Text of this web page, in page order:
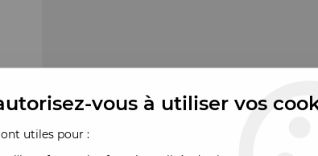
vous à utiliser vos
utiles pour :